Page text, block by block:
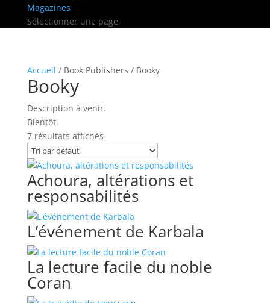
Magazines
Sélectionner une page
Accueil / Book Publishers / Booky
Booky
Description à venir.
Bientôt.
7 résultats affichés
Achoura, altérations et
responsabilités
L’événement de Karbala
La lecture facile du noble
Coran